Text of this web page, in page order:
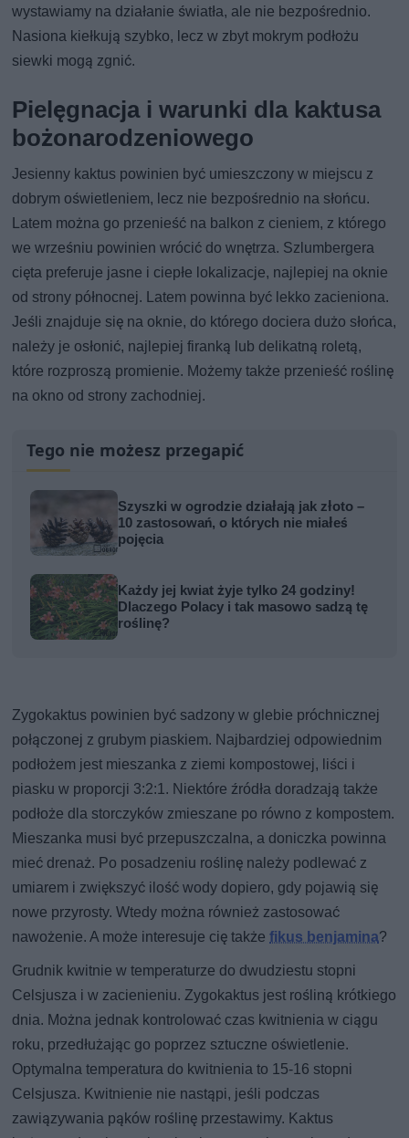
wystawiamy na działanie światła, ale nie bezpośrednio.
Nasiona kiełkują szybko, lecz w zbyt mokrym podłożu
siewki mogą zgnić.
Pielęgnacja i warunki dla kaktusa
bożonarodzeniowego
Jesienny kaktus powinien być umieszczony w miejscu z
dobrym oświetleniem, lecz nie bezpośrednio na słońcu.
Latem można go przenieść na balkon z cieniem, z którego
we wrześniu powinien wrócić do wnętrza. Szlumbergera
cięta preferuje jasne i ciepłe lokalizacje, najlepiej na oknie
od strony północnej. Latem powinna być lekko zacieniona.
Jeśli znajduje się na oknie, do którego dociera dużo słońca,
należy je osłonić, najlepiej firanką lub delikatną roletą,
które rozproszą promienie. Możemy także przenieść roślinę
na okno od strony zachodniej.
Tego nie możesz przegapić
Szyszki w ogrodzie działają jak złoto –
10 zastosowań, o których nie miałeś
pojęcia
Każdy jej kwiat żyje tylko 24 godziny!
Dlaczego Polacy i tak masowo sadzą tę
roślinę?
Zygokaktus powinien być sadzony w glebie próchnicznej
połączonej z grubym piaskiem. Najbardziej odpowiednim
podłożem jest mieszanka z ziemi kompostowej, liści i
piasku w proporcji 3:2:1. Niektóre źródła doradzają także
podłoże dla storczyków zmieszane po równo z kompostem.
Mieszanka musi być przepuszczalna, a doniczka powinna
mieć drenaż. Po posadzeniu roślinę należy podlewać z
umiarem i zwiększyć ilość wody dopiero, gdy pojawią się
nowe przyrosty. Wtedy można również zastosować
nawożenie. A może interesuje cię takżefikus benjamina?
Grudnik kwitnie w temperaturze do dwudziestu stopni
Celsjusza i w zacienieniu. Zygokaktus jest rośliną krótkiego
dnia. Można jednak kontrolować czas kwitnienia w ciągu
roku, przedłużając go poprzez sztuczne oświetlenie.
Optymalna temperatura do kwitnienia to 15-16 stopni
Celsjusza. Kwitnienie nie nastąpi, jeśli podczas
zawiązywania pąków roślinę przestawimy. Kaktus